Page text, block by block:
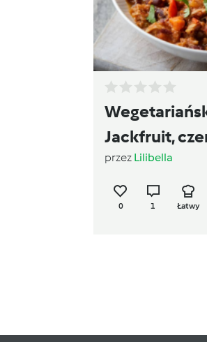
Jackfruit,
i guacamole
przez Lilibella
0 1 Łatwy